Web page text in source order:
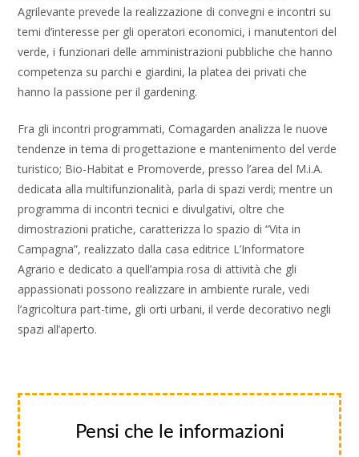
Agrilevante prevede la realizzazione di convegni e incontri su
temi d’interesse per gli operatori economici, i manutentori del
verde, i funzionari delle amministrazioni pubbliche che hanno
competenza su parchi e giardini, la platea dei privati che
hanno la passione per il gardening.
Fra gli incontri programmati, Comagarden analizza le nuove
tendenze in tema di progettazione e mantenimento del verde
turistico; Bio-Habitat e Promoverde, presso l’area del M.i.A.
dedicata alla multifunzionalità, parla di spazi verdi; mentre un
programma di incontri tecnici e divulgativi, oltre che
dimostrazioni pratiche, caratterizza lo spazio di “Vita in
Campagna”, realizzato dalla casa editrice L’Informatore
Agrario e dedicato a quell’ampia rosa di attività che gli
appassionati possono realizzare in ambiente rurale, vedi
l’agricoltura part-time, gli orti urbani, il verde decorativo negli
spazi all’aperto.
Pensi che le informazioni